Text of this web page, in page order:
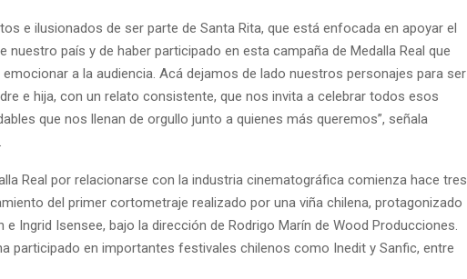
e ilusionados de ser parte de Santa Rita, que está enfocada en apoyar el
nuestro país y de haber participado en esta campaña de Medalla Real que
a la audiencia. Acá dejamos de lado nuestros personajes para ser
e hija, con un relato consistente, que nos invita a celebrar todos esos
que nos llenan de orgullo junto a quienes más queremos”, señala
Real por relacionarse con la industria cinematográfica comienza hace tres
del primer cortometraje realizado por una viña chilena, protagonizado
e Ingrid Isensee, bajo la dirección de Rodrigo Marín de Wood Producciones.
participado en importantes festivales chilenos como Inedit y Sanfic, entre